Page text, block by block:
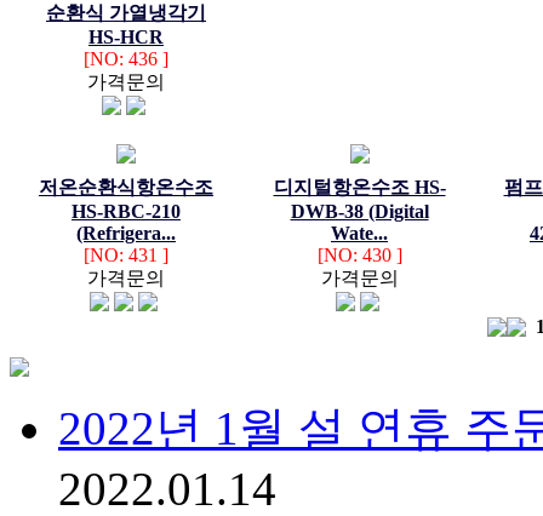
순환식 가열냉각기
HS-HCR
[NO: 436 ]
가격문의
저온순환식항온수조
HS-RBC-210
(Refrigera...
[NO: 431 ]
가격문의
디지털항온수조 HS-
DWB-38 (Digital
Wate...
[NO: 430 ]
가격문의
펌
2022년 1월 설 연휴 주
2022.01.14